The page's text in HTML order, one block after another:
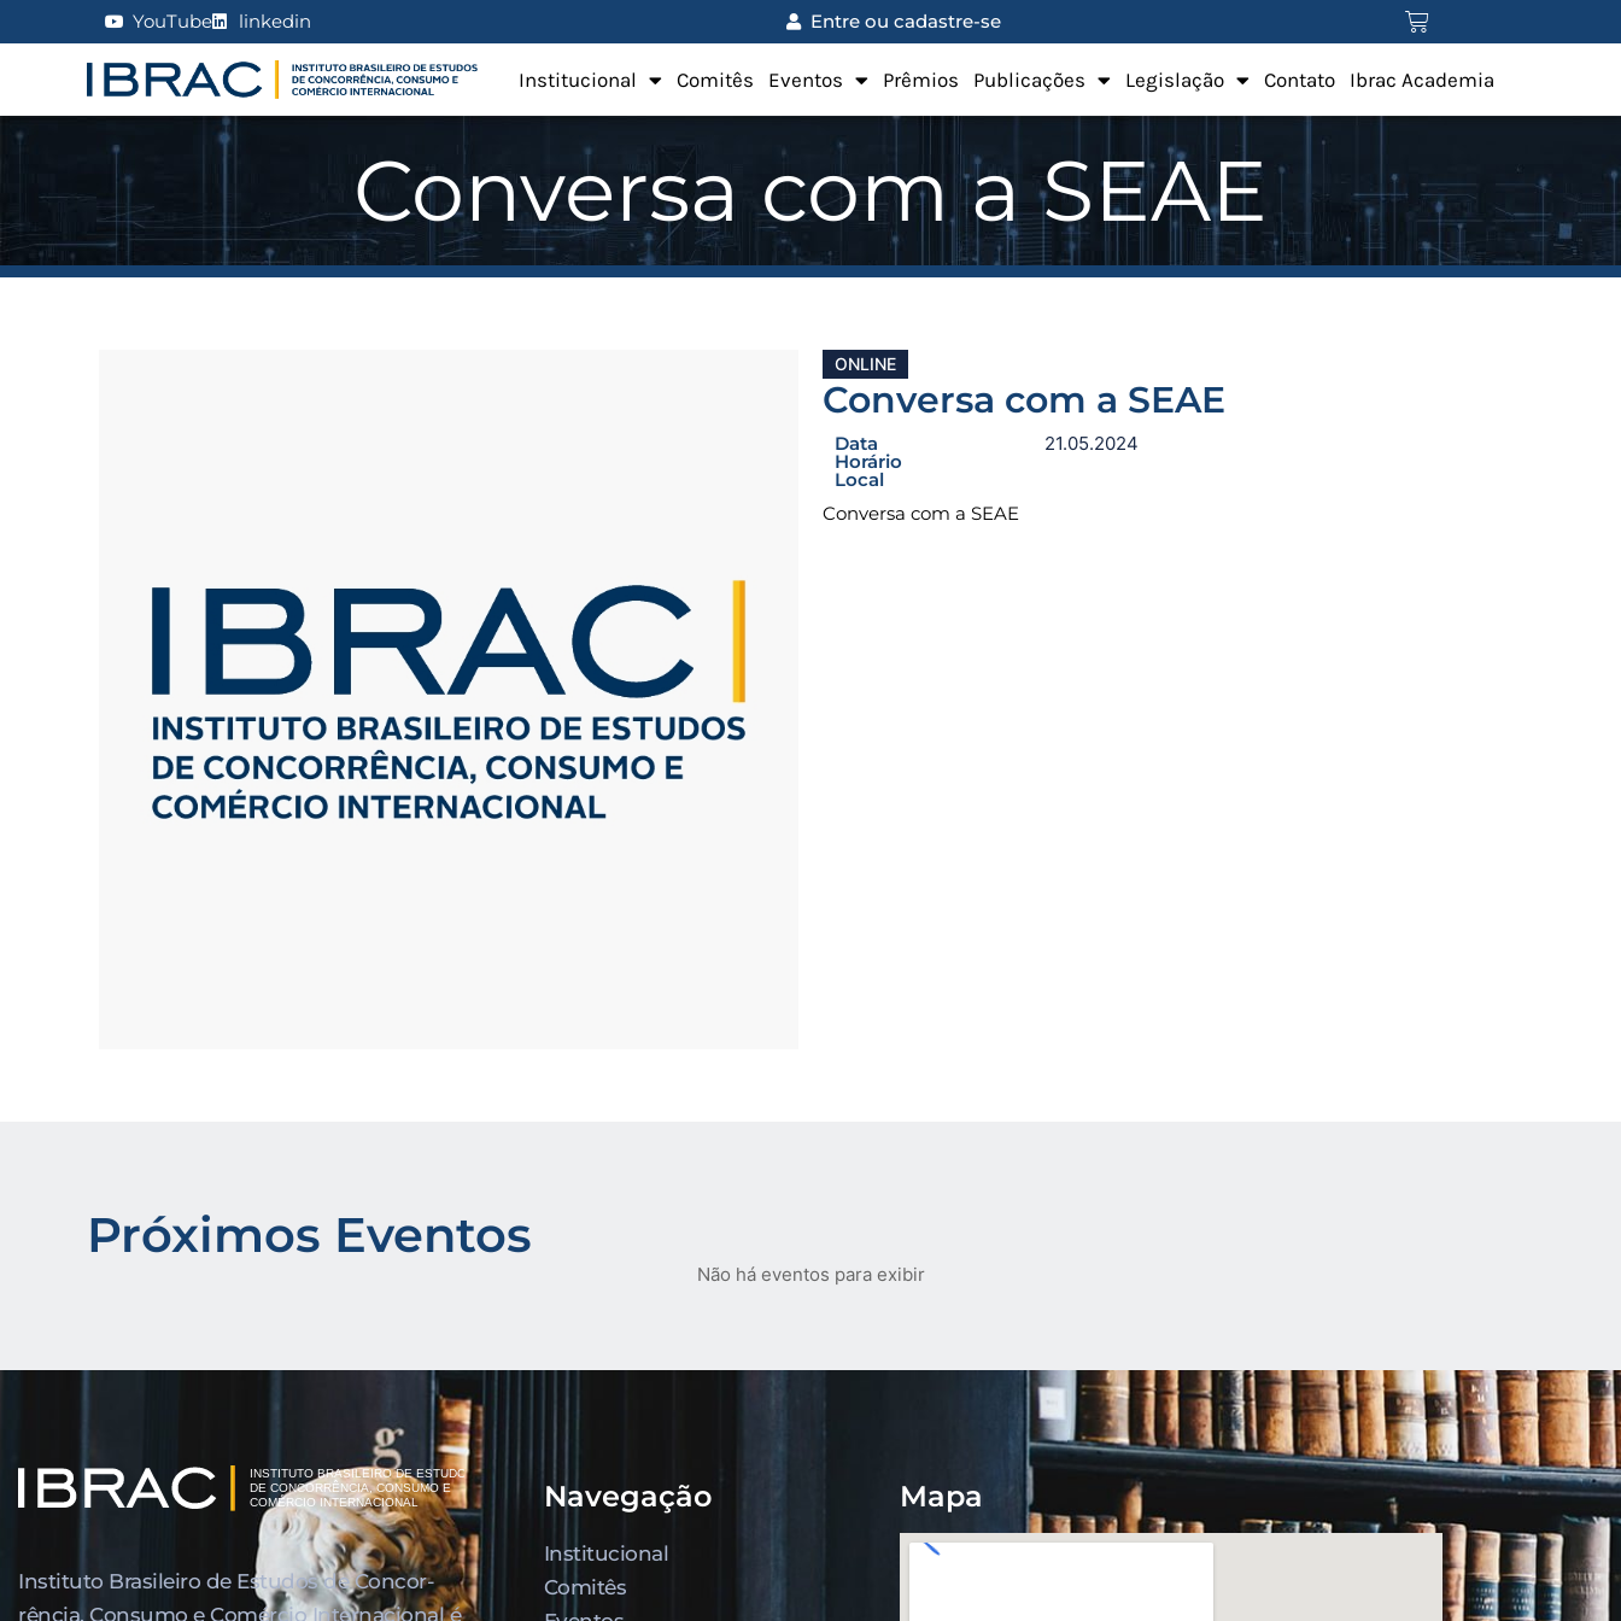
YouTube linkedin Entre ou cadastre-se
Institucional Comitês Eventos Prêmios Publicações Legislação Contato Ibrac Academia
Conversa com a SEAE
ONLINE
Conversa com a SEAE
Data
Horário
Local
21.05.2024
Conversa com a SEAE
Próximos Eventos
Não há eventos para exibir
Instituto Brasileiro de Estudos de Concor­
rência, Consumo e Comércio Internacional é
Navegação
Institucional
Comitês
Mapa